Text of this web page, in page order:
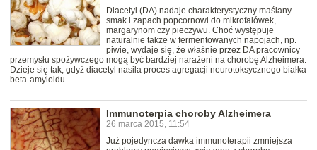
Diacetyl (DA) nadaje charakterystyczny maślany
smak i zapach popcornowi do mikrofalówek,
margarynom czy pieczywu. Choć występuje
naturalnie także w fermentowanych napojach, np.
piwie, wydaje się, że właśnie przez DA pracownicy
przemysłu spożywczego mogą być bardziej narażeni na chorobę Alzheimera.
Dzieje się tak, gdyż diacetyl nasila proces agregacji neurotoksycznego białka
beta-amyloidu.
Immunoterpia choroby Alzheimera
26 marca 2015, 11:54
Już pojedyncza dawka immunoterapii zmniejsza